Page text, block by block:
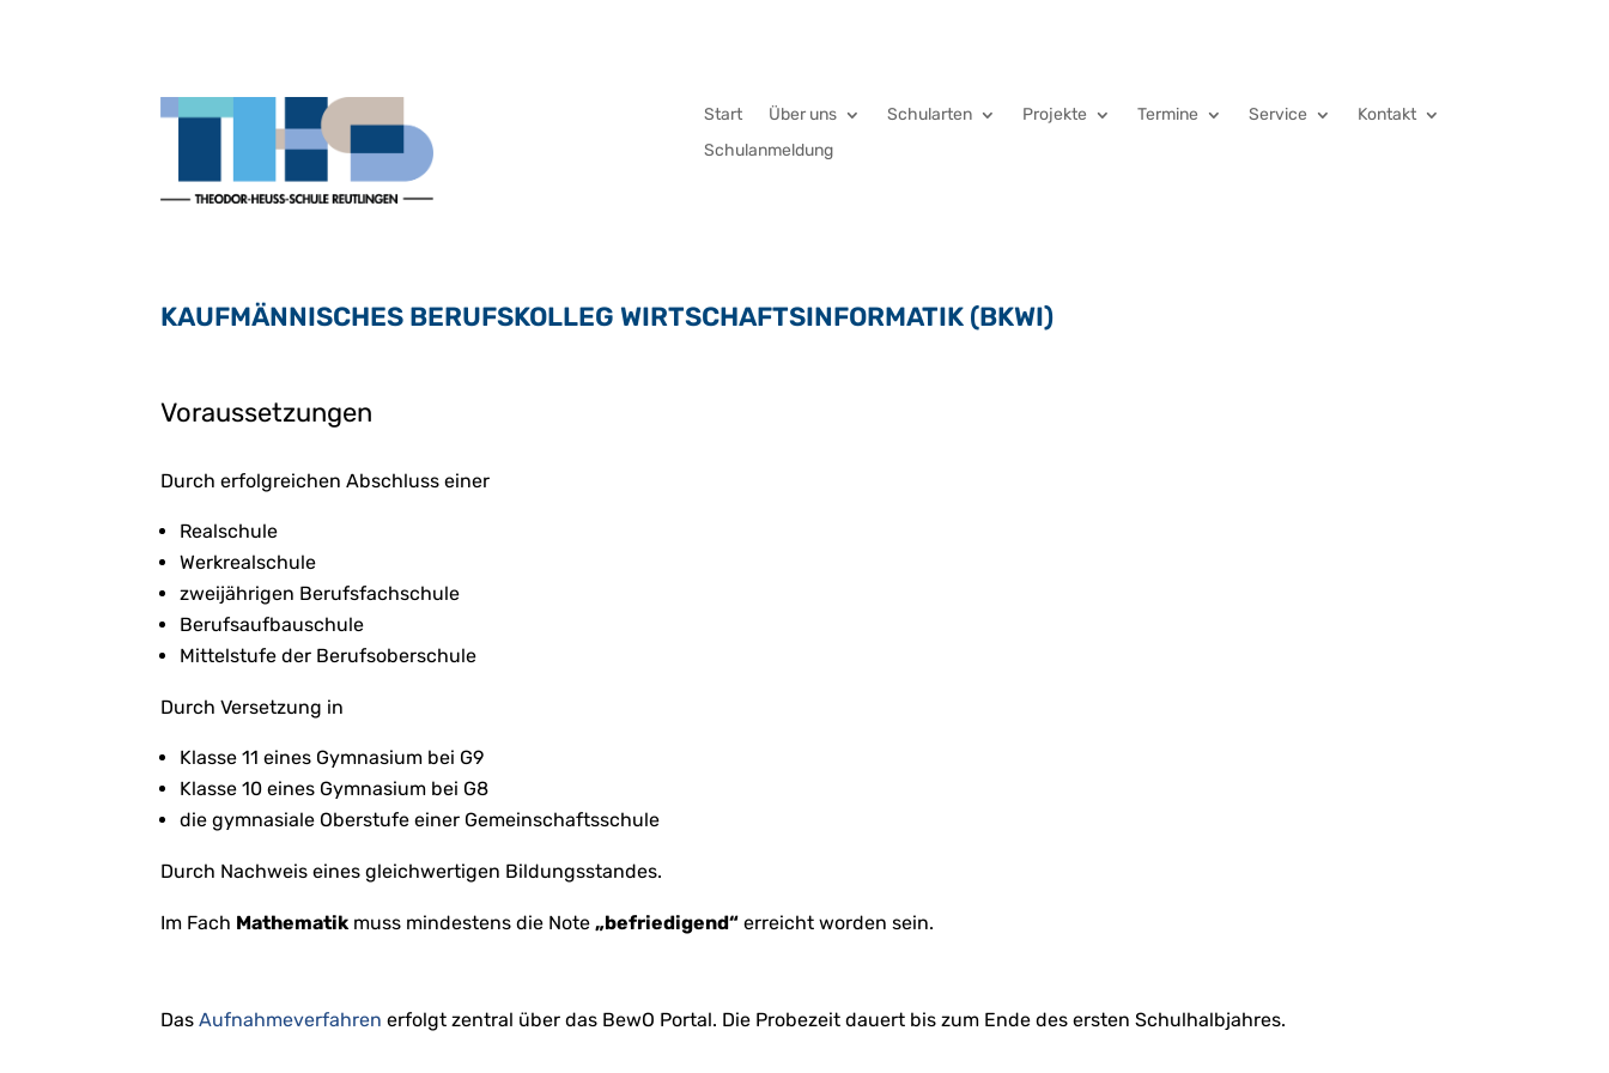
Start Über uns Schularten Projekte Termine Service
Kontakt
Schulanmeldung
KAUFMÄNNISCHES BERUFSKOLLEG WIRTSCHAFTSINFORMATIK (BKWI)
Voraussetzungen
Durch erfolgreichen Abschluss einer
Realschule
Werkrealschule
zweijährigen Berufsfachschule
Berufsaufbauschule
Mittelstufe der Berufsoberschule
Durch Versetzung in
Klasse 11 eines Gymnasium bei G9
Klasse 10 eines Gymnasium bei G8
die gymnasiale Oberstufe einer Gemeinschaftsschule
Durch Nachweis eines gleichwertigen Bildungsstandes.
Im Fach Mathematikmuss mindestens die Note„befriedigend“ erreicht worden sein.
Das Aufnahmeverfahrenerfolgt zentral über das BewO Portal. Die Probezeit dauert bis zum Ende des ersten Schulhalbjahres.